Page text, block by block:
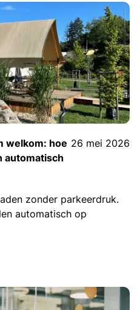
welkom: hoe
automatisch
26 mei 2026
zonder parkeerdruk.
automatisch op